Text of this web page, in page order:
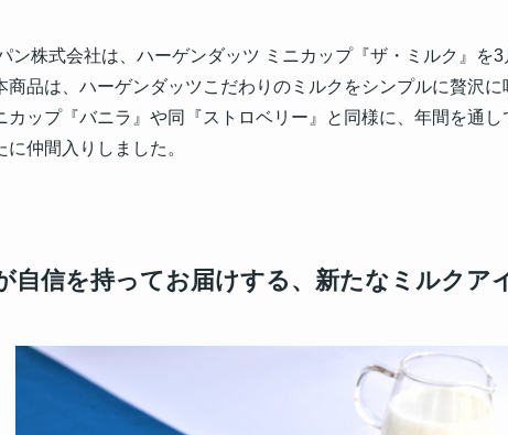
ン株式会社は、ハーゲンダッツ ミニカップ『ザ・ミルク』を
商品は、ハーゲンダッツこだわりのミルクをシンプルに贅沢
カップ『バニラ』や同『ストロベリー』と同様に、年間を通
仲間入りしました。
自信を持ってお届けする、新たなミルクア